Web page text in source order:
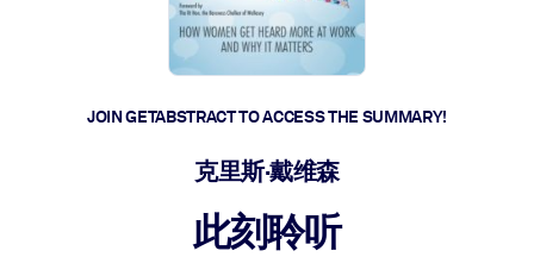
Upskilling & Reskilling
Build a healthier, more resilient workforce.
JOIN GETABSTRACT TO ACCESS THE SUMMARY!
克里斯·戴维森
此刻聆听